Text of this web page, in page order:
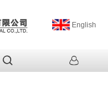
English